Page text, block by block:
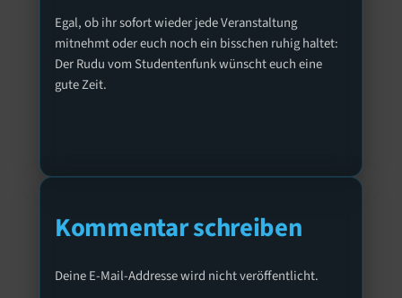
Egal, ob ihr sofort wieder jede Veranstaltung
mitnehmt oder euch noch ein bisschen ruhig haltet:
Der Rudu vom Studentenfunk wünscht euch eine
gute Zeit.
Kommentar schreiben
Deine E-Mail-Addresse wird nicht veröffentlicht.